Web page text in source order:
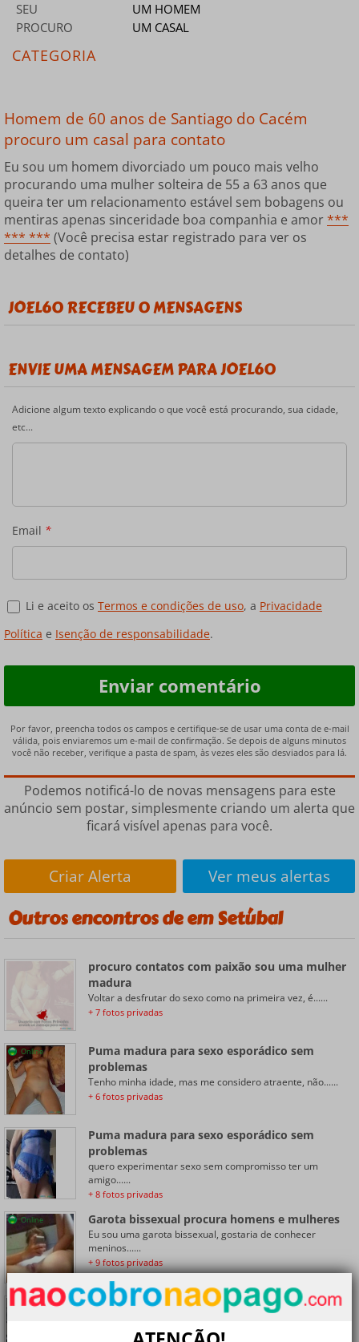
SEU
UM HOMEM
PROCURO
UM CASAL
CATEGORIA
Homem de 60 anos de Santiago do Cacém
procuro um casal para contato
Eu sou um homem divorciado um pouco mais velho
procurando uma mulher solteira de 55 a 63 anos que
queira ter um relacionamento estável sem bobagens ou
mentiras apenas sinceridade boa companhia e amor***
*** *** (Você precisa estar registrado para ver os
detalhes de contato)
JOEL60 RECEBEU 0 MENSAGENS
ENVIE UMA MENSAGEM PARA JOEL60
Adicione algum texto explicando o que você está procurando, sua cidade,
etc...
Email *
Li e aceito os Termos e condições de uso, a Privacidade
Política e Isenção de responsabilidade.
Por favor, preencha todos os campos e certifique-se de usar uma conta de e-mail
válida, pois enviaremos um e-mail de confirmação. Se depois de alguns minutos
você não receber, verifique a pasta de spam, às vezes eles são desviados para lá.
Podemos notificá-lo de novas mensagens para este
anúncio sem postar, simplesmente criando um alerta que
ficará visível apenas para você.
Criar Alerta Ver meus alertas
Outros encontros de em Setúbal
procuro contatos com paixão sou uma mulher
madura
Voltar a desfrutar do sexo como na primeira vez, é......
+ 7 fotos privadas
Online
Puma madura para sexo esporádico sem
problemas
Tenho minha idade, mas me considero atraente, não......
+ 6 fotos privadas
Puma madura para sexo esporádico sem
problemas
quero experimentar sexo sem compromisso ter um
amigo......
+ 8 fotos privadas
Online Garota bissexual procura homens e mulheres
Eu sou uma garota bissexual, gostaria de conhecer
meninos......
+ 9 fotos privadas
Mulher madura divorciada procurando sexo
quero experimentar sexo sem compromisso ter um